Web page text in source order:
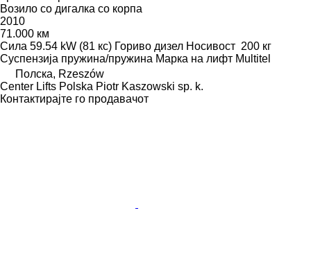
Возило со дигалка со корпа
2010
71.000 км
Сила 59.54 kW (81 кс) Гориво дизел Носивост 200 кг
Суспензија пружина/пружина Марка на лифт Multitel
Полска, Rzeszów
Center Lifts Polska Piotr Kaszowski sp. k.
Контактирајте го продавачот